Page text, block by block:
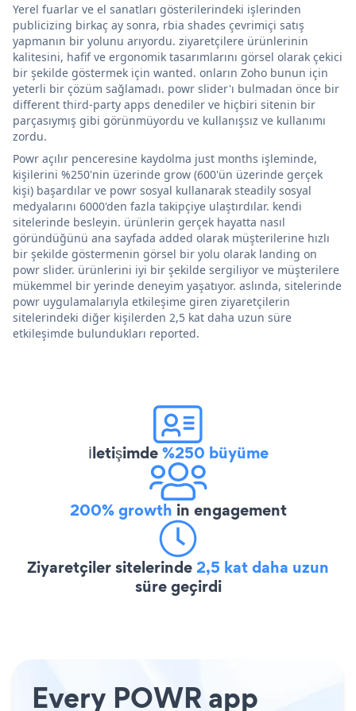
Yerel fuarlar ve el sanatları gösterilerindeki işlerinden
publicizing birkaç ay sonra, rbia shades çevrimiçi satış
yapmanın bir yolunu arıyordu. ziyaretçilere ürünlerinin
kalitesini, hafif ve ergonomik tasarımlarını görsel olarak çekici
bir şekilde göstermek için wanted. onların Zoho bunun için
yeterli bir çözüm sağlamadı. powr slider'ı bulmadan önce bir
different third-party apps denediler ve hiçbiri sitenin bir
parçasıymış gibi görünmüyordu ve kullanışsız ve kullanımı
zordu.
Powr açılır penceresine kaydolma just months işleminde,
kişilerini %250'nin üzerinde grow (600'ün üzerinde gerçek
kişi) başardılar ve powr sosyal kullanarak steadily sosyal
medyalarını 6000'den fazla takipçiye ulaştırdılar. kendi
sitelerinde besleyin. ürünlerin gerçek hayatta nasıl
göründüğünü ana sayfada added olarak müşterilerine hızlı
bir şekilde göstermenin görsel bir yolu olarak landing on
powr slider. ürünlerini iyi bir şekilde sergiliyor ve müşterilere
mükemmel bir yerinde deneyim yaşatıyor. aslında, sitelerinde
powr uygulamalarıyla etkileşime giren ziyaretçilerin
sitelerindeki diğer kişilerden 2,5 kat daha uzun süre
etkileşimde bulundukları reported.
İletişimde%250 büyüme
200% growth in engagement
Ziyaretçiler sitelerinde2,5 kat daha uzun
süre geçirdi
Every POWR app